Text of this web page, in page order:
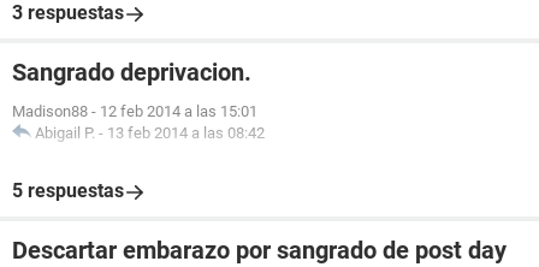
3 respuestas
Sangrado deprivacion.
Madison88 - 12 feb 2014 a las 15:01
Abigail P. - 13 feb 2014 a las 08:42
5 respuestas
Descartar embarazo por sangrado de post day